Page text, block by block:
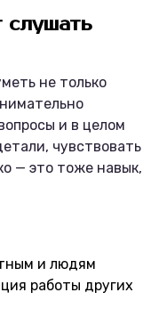
слушать
не только
и в целом
чувствовать
— это тоже навык,
и людям
работы других